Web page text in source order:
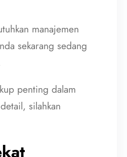
manajemen
sekarang sedang
penting dalam
silahkan